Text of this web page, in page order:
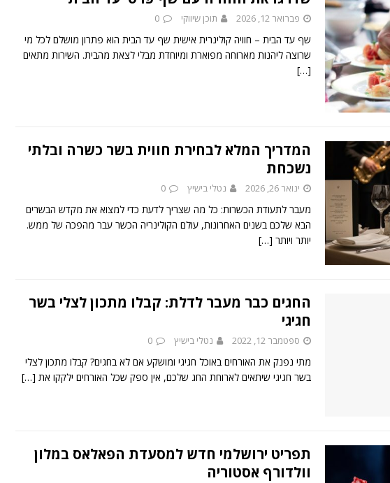
פברואר 12, 2026 תוכן שיווקי 0
שף עד הבית – חוויה קולינרית אישית שף עד הבית הוא פתרון מושלם לכל מי
שרוצה ליהנות מארוחה מפוארת ומיוחדת מבלי לצאת מהבית. השירות מתאים
[…]
המדריך המלא לבחירת חווית בשר כשרה ובלתי
נשכחת
ינואר 26, 2026 נטלי בישיץ 0
מעבר לתעודת הכשרות: כל מה שצריך לדעת כדי למצוא את מקדש הבשרים
הבא שלכם בשנים האחרונות, עולם הקולינריה הכשר עבר מהפכה של ממש.
יותר ויותר […]
החגים כבר מעבר לדלת: קבלו מתכון לצלי בשר
חגיגי
ספטמבר 12, 2022 נטלי בישיץ 0
מתי נפנק את האורחים באוכל חגיגי ומושקע אם לא בחגים? קבלו מתכון לצלי
בשר חגיגי שיתאים לארוחת החג שלכם, אין ספק שכל האורחים ילקקו את […]
תפריט ירושלמי חדש למסעדת הפאלאס במלון
וולדורף אסטוריה